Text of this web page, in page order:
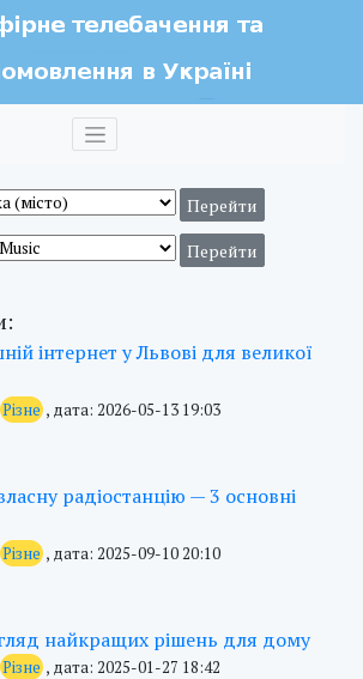
інтернет у Львові для великої
Різне , дата: 2026-05-13 19:03
радіостанцію — 3 основні
Різне , дата: 2025-09-10 20:10
найкращих рішень для дому
Різне , дата: 2025-01-27 18:42